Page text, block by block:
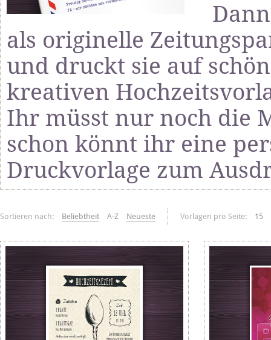
als originelle
und druckt sie auf
kreativen
Ihr müsst nur noch die
schon könnt ihr eine
Druckvorlage zum
Sortieren nach: Beliebtheit A-Z Neueste Vorlagen pro Seite: 15